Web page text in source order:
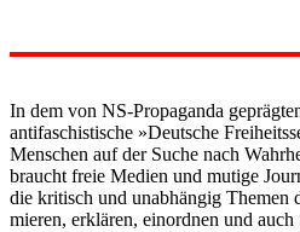
In dem von NS-Propaganda
antifaschistische »Deutsche
Menschen auf der Suche nach
braucht freie Medien und mutige
die kritisch und unabhängig
mieren, erklären, einordnen und auch